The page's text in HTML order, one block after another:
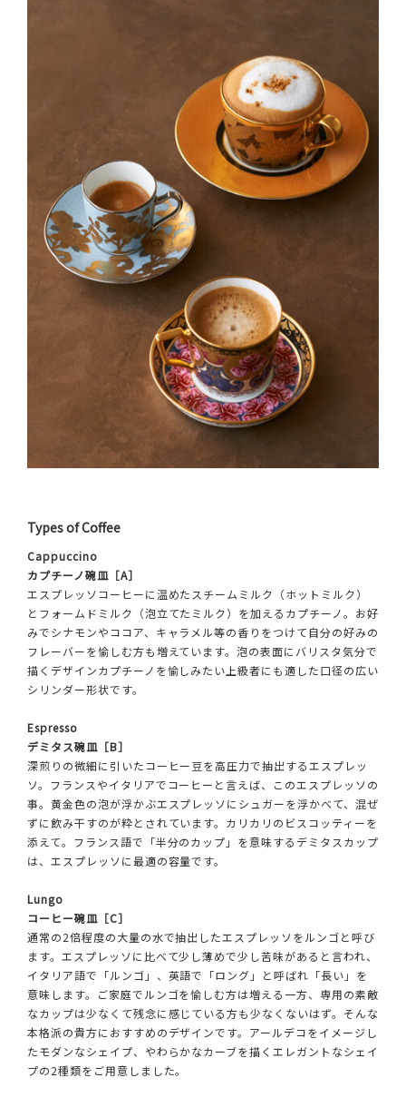
Types of Coffee
Cappuccino
カプチーノ碗皿［A］
エスプレッソコーヒーに温めたスチームミルク（ホットミルク）
とフォームドミルク（泡立てたミルク）を加えるカプチーノ。お好
みでシナモンやココア、キャラメル等の香りをつけて自分の好みの
フレーバーを愉しむ方も増えています。泡の表面にバリスタ気分で
描くデザインカプチーノを愉しみたい上級者にも適した口径の広い
シリンダー形状です。
Espresso
デミタス碗皿［B］
深煎りの微細に引いたコーヒー豆を高圧力で抽出するエスプレッ
ソ。フランスやイタリアでコーヒーと言えば、このエスプレッソの
事。黄金色の泡が浮かぶエスプレッソにシュガーを浮かべて、混ぜ
ずに飲み干すのが粋とされています。カリカリのビスコッティーを
添えて。フランス語で「半分のカップ」を意味するデミタスカップ
は、エスプレッソに最適の容量です。
Lungo
コーヒー碗皿［C］
通常の2倍程度の大量の水で抽出したエスプレッソをルンゴと呼び
ます。エスプレッソに比べて少し薄めで少し苦味があると言われ、
イタリア語で「ルンゴ」、英語で「ロング」と呼ばれ「長い」を
意味します。ご家庭でルンゴを愉しむ方は増える一方、専用の素敵
なカップは少なくて残念に感じている方も少なくないはず。そんな
本格派の貴方におすすめのデザインです。アールデコをイメージし
たモダンなシェイプ、やわらかなカーブを描くエレガントなシェイ
プの2種類をご用意しました。